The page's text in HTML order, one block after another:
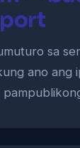
sa
ano ang